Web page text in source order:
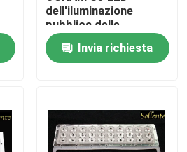
dell'iluminazione
pubblica delle
componenti
abbagliamento bianco
5500 non - 6000K
Invia richiesta